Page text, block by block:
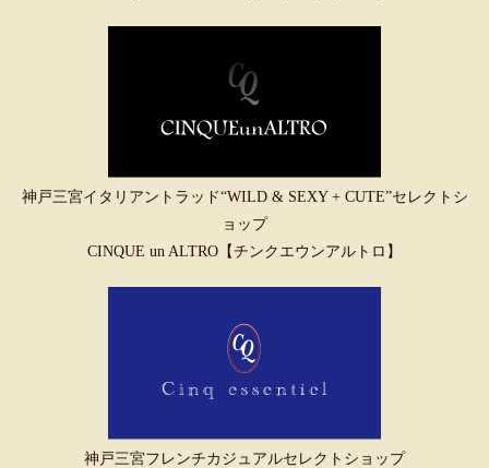
神戸三宮イタリアントラッド“WILD & SEXY + CUTE”セレクトシ
ョップ
CINQUE un ALTRO【チンクエウンアルトロ】
神戸三宮フレンチカジュアルセレクトショップ